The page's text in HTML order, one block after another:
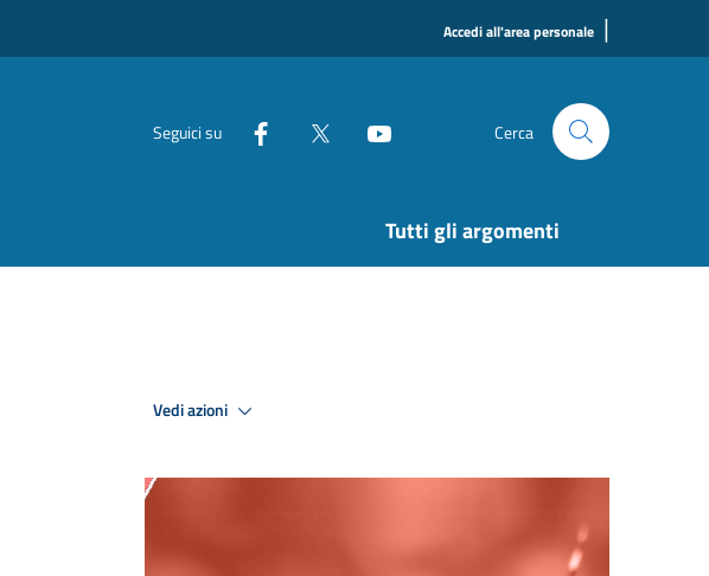
Accedi all'area personale |
Seguici su Cerca
Tutti gli argomenti
Vedi azioni